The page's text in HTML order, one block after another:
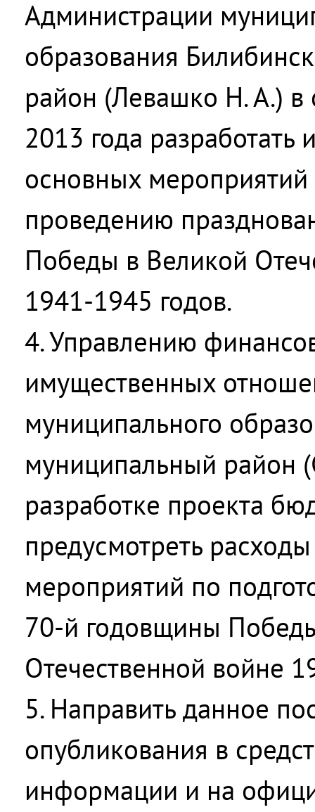
Администрации
образования
район (Левашко Н. А.) в
2013 года разработать
основных мероприятий
проведению
Победы в Великой
1941-1945 годов.
4. Управлению
имущественных
муниципального
муниципальный район
разработке проекта
предусмотреть
мероприятий по
70-й годовщины
Отечественной войне
5. Направить данное
опубликования в
информации и на